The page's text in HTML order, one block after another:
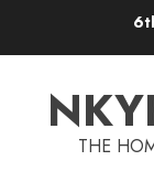
THE